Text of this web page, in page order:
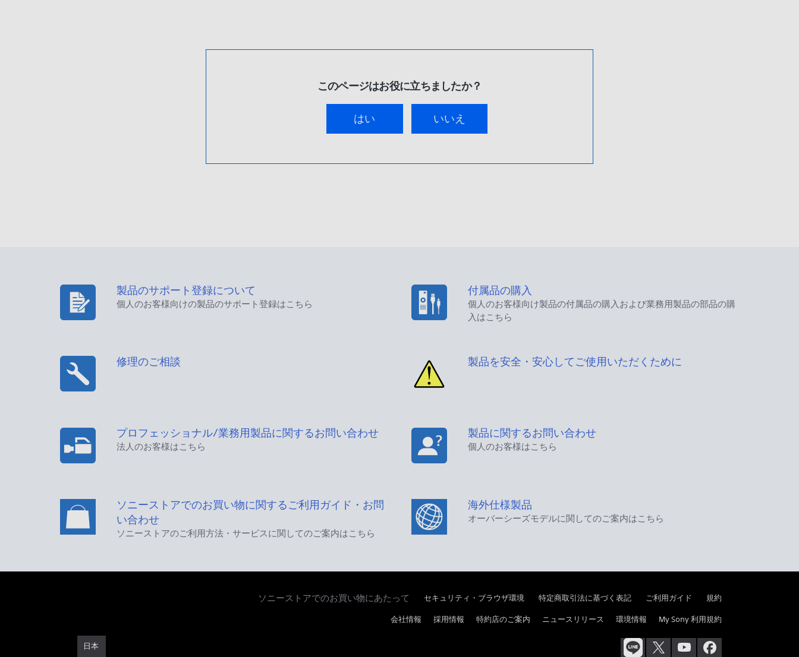
このページはお役に立ちましたか？
はい いいえ
製品のサポート登録について
個人のお客様向けの製品のサポート登録はこちら
付属品の購入
個人のお客様向け製品の付属品の購入および業務用製品の部品の購
入はこちら
修理のご相談 製品を安全・安心してご使用いただくために
プロフェッショナル/業務用製品に関するお問い合わせ
法人のお客様はこちら
製品に関するお問い合わせ
個人のお客様はこちら
ソニーストアでのお買い物に関するご利用ガイド・お問
い合わせ
ソニーストアのご利用方法・サービスに関してのご案内はこちら
海外仕様製品
オーバーシーズモデルに関してのご案内はこちら
ソニーストアでのお買い物にあたって セキュリティ・ブラウザ環境 特定商取引法に基づく表記 ご利用ガイド 規約
日本
会社情報 採用情報 特約店のご案内 ニュースリリース 環境情報 My Sony 利用規約